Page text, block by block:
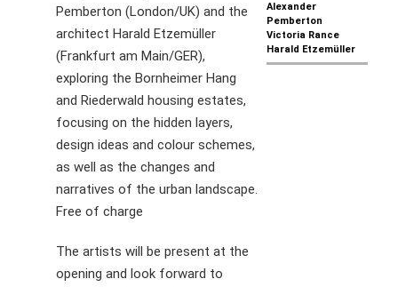
Alexander
Pemberton
Victoria Rance
Harald Etzemüller
Pemberton (London/UK) and the
architect Harald Etzemüller
(Frankfurt am Main/GER),
exploring the Bornheimer Hang
and Riederwald housing estates,
focusing on the hidden layers,
design ideas and colour schemes,
as well as the changes and
narratives of the urban landscape.
Free of charge
The artists will be present at the
opening and look forward to